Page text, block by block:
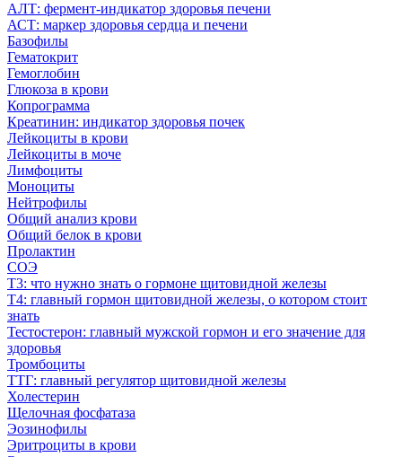
АЛТ: фермент-индикатор здоровья печени
АСТ: маркер здоровья сердца и печени
Базофилы
Гематокрит
Гемоглобин
Глюкоза в крови
Копрограмма
Креатинин: индикатор здоровья почек
Лейкоциты в крови
Лейкоциты в моче
Лимфоциты
Моноциты
Нейтрофилы
Общий анализ крови
Общий белок в крови
Пролактин
СОЭ
Т3: что нужно знать о гормоне щитовидной железы
Т4: главный гормон щитовидной железы, о котором стоит
знать
Тестостерон: главный мужской гормон и его значение для
здоровья
Тромбоциты
ТТГ: главный регулятор щитовидной железы
Холестерин
Щелочная фосфатаза
Эозинофилы
Эритроциты в крови